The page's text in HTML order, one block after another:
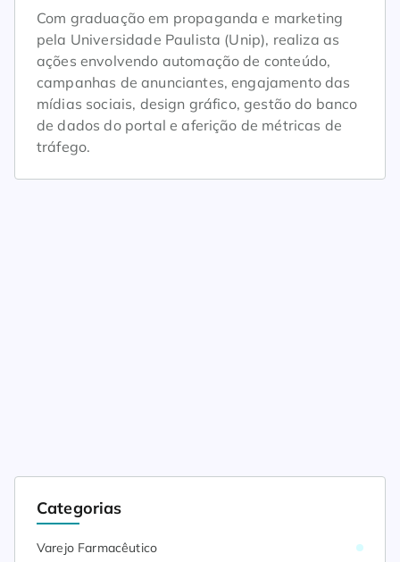
Com graduação em propaganda e marketing
pela Universidade Paulista (Unip), realiza as
ações envolvendo automação de conteúdo,
campanhas de anunciantes, engajamento das
mídias sociais, design gráfico, gestão do banco
de dados do portal e aferição de métricas de
tráfego.
Categorias
Varejo Farmacêutico